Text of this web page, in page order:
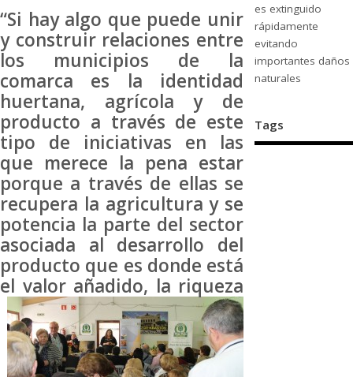
“Si hay algo que puede unir
y construir relaciones entre
los municipios de la
comarca es la identidad
huertana, agrícola y de
producto a través de este
tipo de iniciativas en las
que merece la pena estar
porque a través de ellas se
recupera la agricultura y se
potencia la parte del sector
asociada al desarrollo del
producto que es donde está
el valor añadido, la riqueza
es extinguido
rápidamente
evitando
importantes daños
naturales
Tags